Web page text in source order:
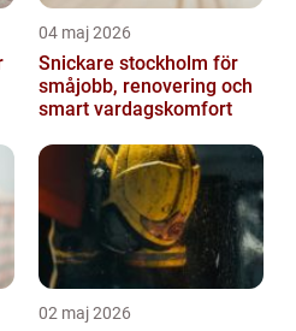
04 maj 2026
Snickare stockholm för
småjobb, renovering och
smart vardagskomfort
02 maj 2026